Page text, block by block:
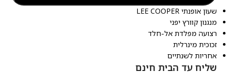
שעון אופנתי LEE COOPER
מנגנון קוורץ יפני
רצועה מפלדת אל-חלד
זכוכית מינרלית
אחריות לשנתיים
שליח עד הבית חינם